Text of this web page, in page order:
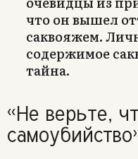
что он вышел
саквояжем.
содержимое
тайна.
«Не верьте,